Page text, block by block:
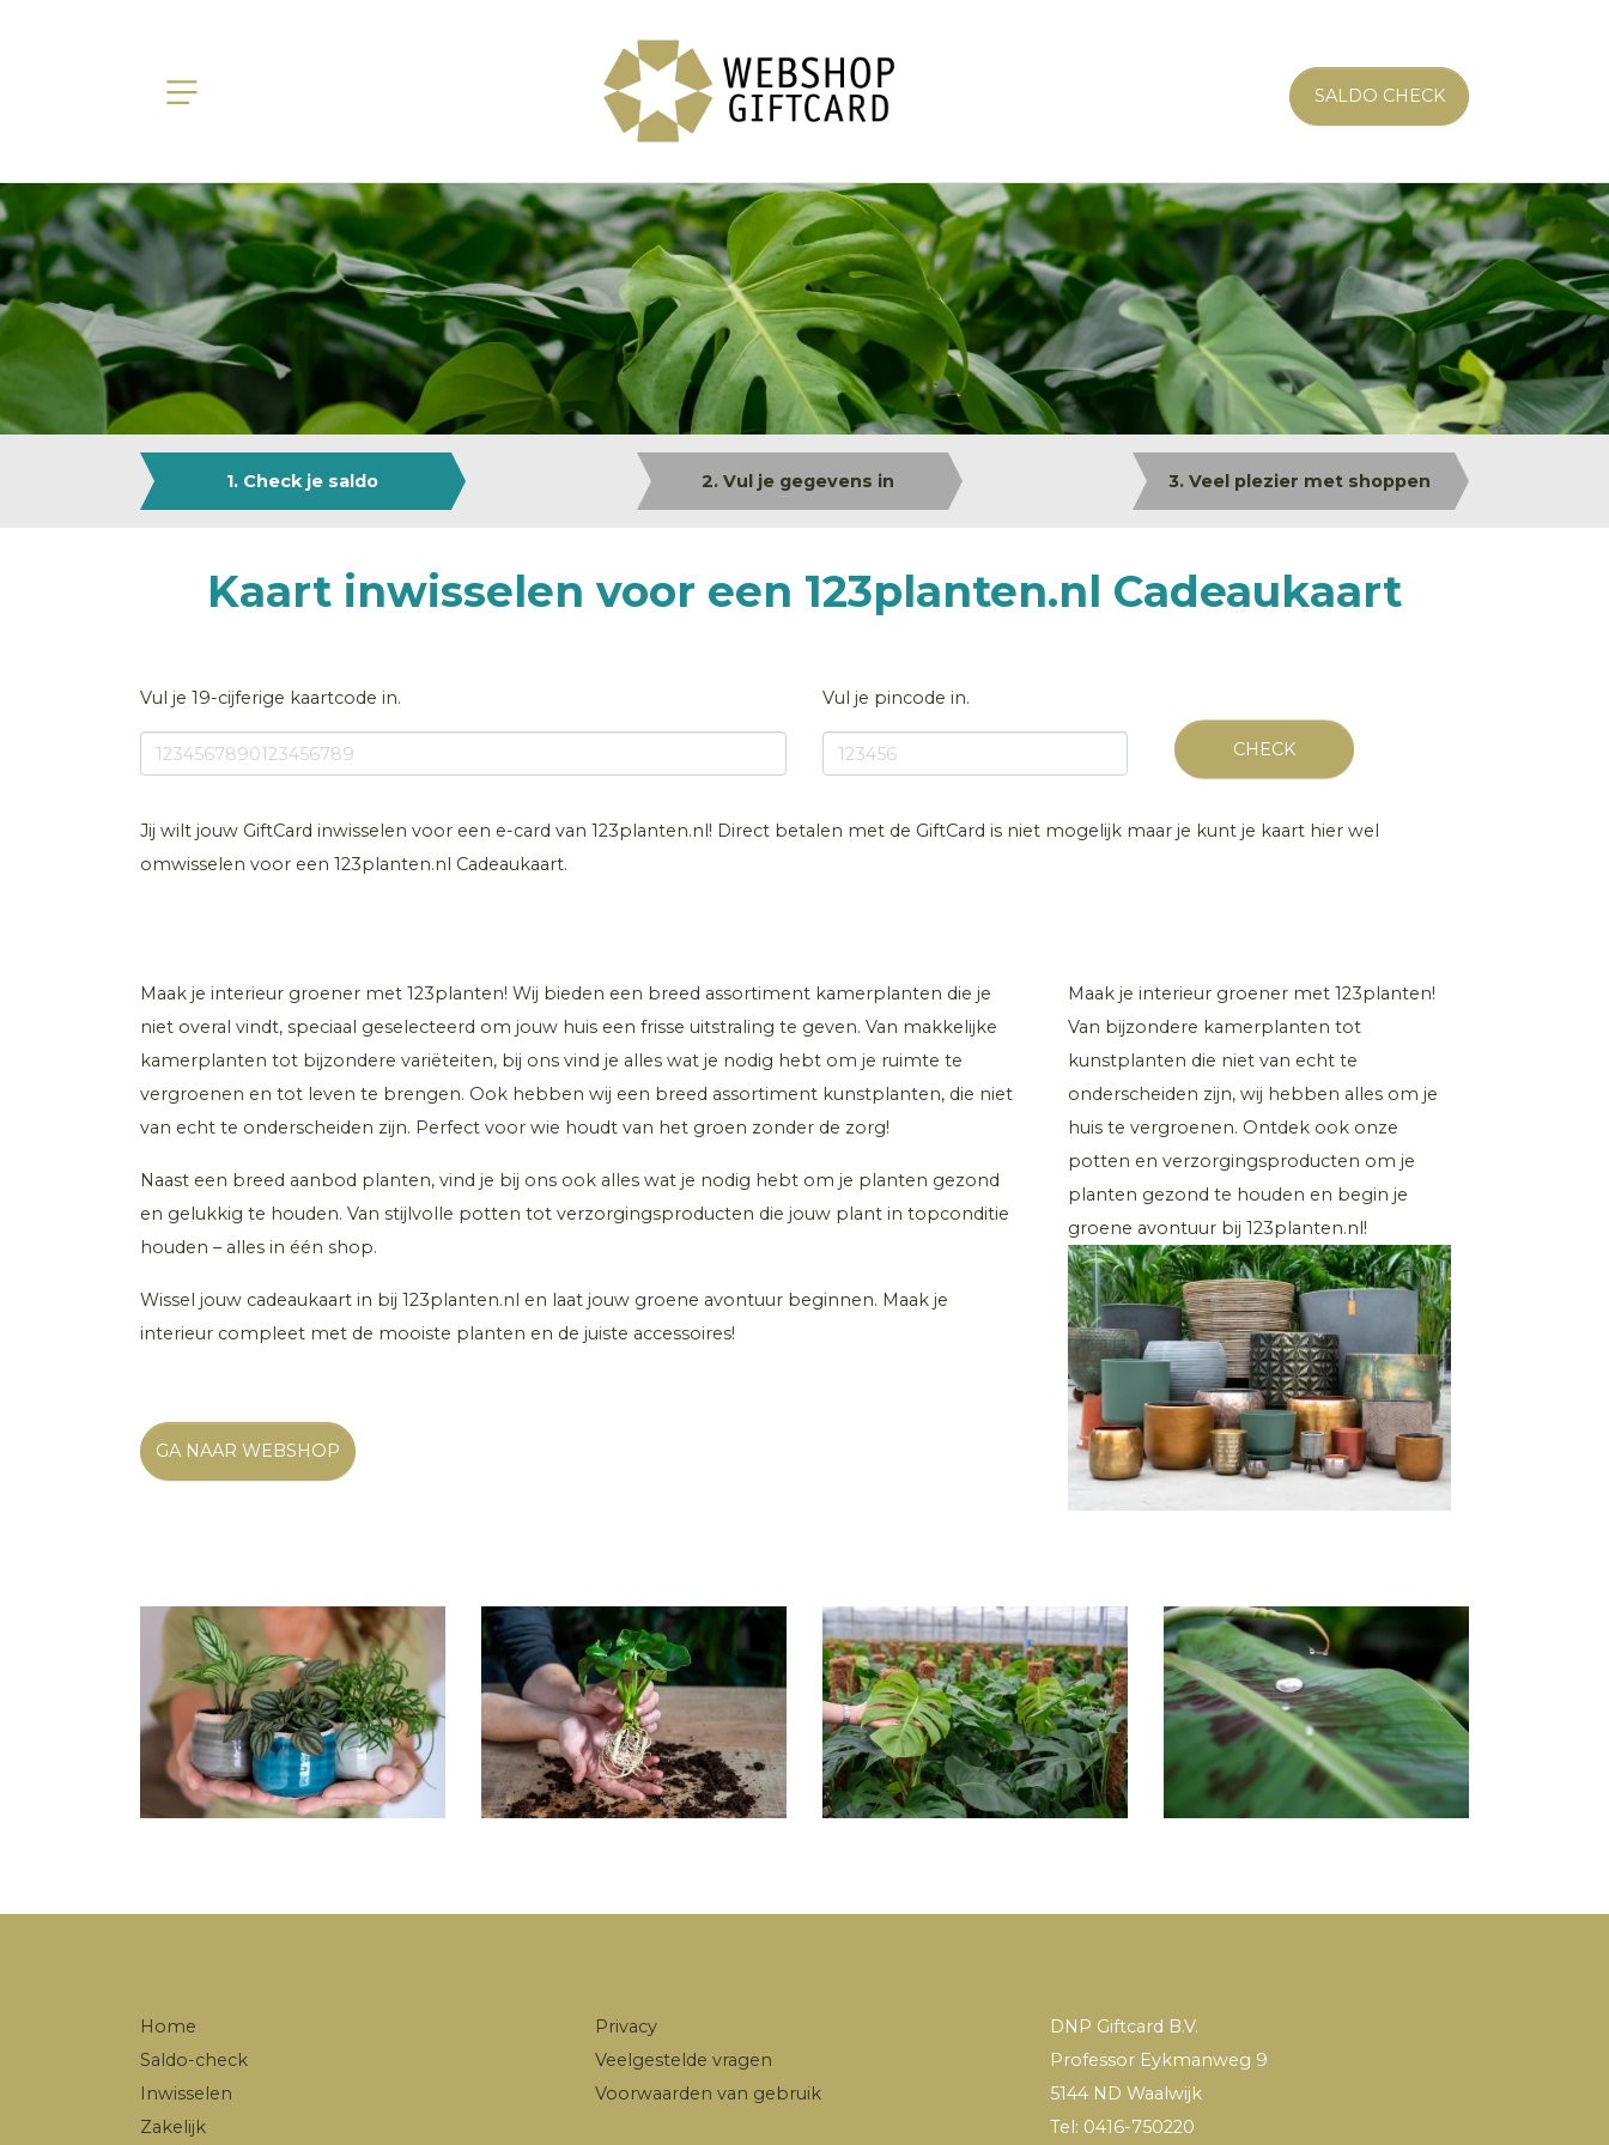
SALDO CHECK
1. Check je saldo 2. Vul je gegevens in 3. Veel plezier met shoppen
Kaart inwisselen voor een 123planten.nl Cadeaukaart
Vul je 19-cijferige kaartcode in. Vul je pincode in.
CHECK
Jij wilt jouw GiftCard inwisselen voor een e-card van 123planten.nl! Direct betalen met de GiftCard is niet mogelijk maar je kunt je kaart hier wel
omwisselen voor een 123planten.nl Cadeaukaart.
Maak je interieur groener met 123planten! Wij bieden een breed assortiment kamerplanten die je
niet overal vindt, speciaal geselecteerd om jouw huis een frisse uitstraling te geven. Van makkelijke
kamerplanten tot bijzondere variëteiten, bij ons vind je alles wat je nodig hebt om je ruimte te
vergroenen en tot leven te brengen. Ook hebben wij een breed assortiment kunstplanten, die niet
van echt te onderscheiden zijn. Perfect voor wie houdt van het groen zonder de zorg!
Naast een breed aanbod planten, vind je bij ons ook alles wat je nodig hebt om je planten gezond
en gelukkig te houden. Van stijlvolle potten tot verzorgingsproducten die jouw plant in topconditie
houden – alles in één shop.
Wissel jouw cadeaukaart in bij 123planten.nl en laat jouw groene avontuur beginnen. Maak je
interieur compleet met de mooiste planten en de juiste accessoires!
GA NAAR WEBSHOP
Maak je interieur groener met 123planten!
Van bijzondere kamerplanten tot
kunstplanten die niet van echt te
onderscheiden zijn, wij hebben alles om je
huis te vergroenen. Ontdek ook onze
potten en verzorgingsproducten om je
planten gezond te houden en begin je
groene avontuur bij 123planten.nl!
Home
Saldo-check
Inwisselen
Zakelijk
Privacy
Veelgestelde vragen
Voorwaarden van gebruik
DNP Giftcard B.V.
Professor Eykmanweg 9
5144 ND Waalwijk
Tel: 0416-750220